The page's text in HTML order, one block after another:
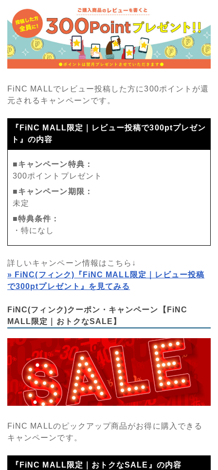
FiNC MALLでレビュー投稿した方に300ポイントが還
元されるキャンペーンです。
『FiNC MALL限定｜レビュー投稿で300ptプレゼン
ト』の内容
■キャンペーン特典：
300ポイントプレゼント
■キャンペーン期限：
未定
■特典条件：
・特になし
詳しいキャンペーン情報はこちら↓
» FiNC(フィンク)『FiNC MALL限定｜レビュー投稿
で300ptプレゼント』を見てみる
FiNC(フィンク)クーポン・キャンペーン【FiNC
MALL限定｜おトクなSALE】
FiNC MALLのピックアップ商品がお得に購入できる
キャンペーンです。
『FiNC MALL限定｜おトクなSALE』の内容